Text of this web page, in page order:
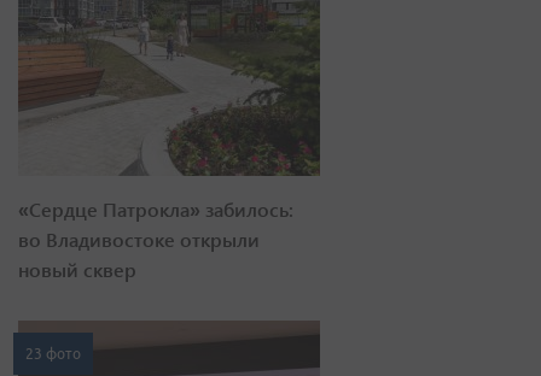
«Сердце Патрокла» забилось:
во Владивостоке открыли
новый сквер
23 фото